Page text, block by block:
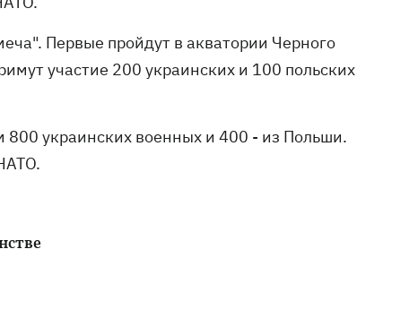
Первые пройдут в акватории Черного
участие 200 украинских и 100 польских
800 украинских военных и 400 - из Польши.